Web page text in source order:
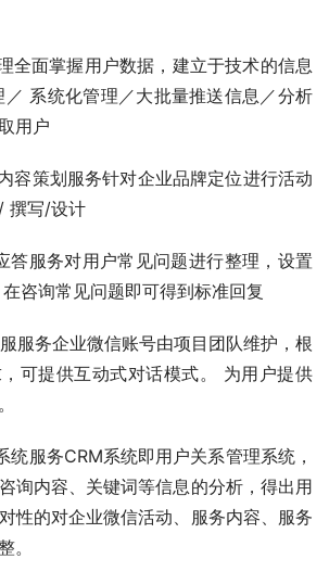
理全面掌握用户数据，建立于技术的信息
系统化管理／大批量推送信息／分析
用户
/内容策划服务针对企业品牌定位进行活动
撰写/设计
应答服务对用户常见问题进行整理，设置
咨询常见问题即可得到标准回复
服服务企业微信账号由项目团队维护，根
可提供互动式对话模式。 为用户提供
系统服务CRM系统即用户关系管理系统，
询内容、关键词等信息的分析，得出用
性的对企业微信活动、服务内容、服务
。